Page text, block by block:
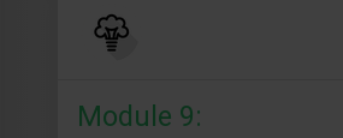
Module 9: